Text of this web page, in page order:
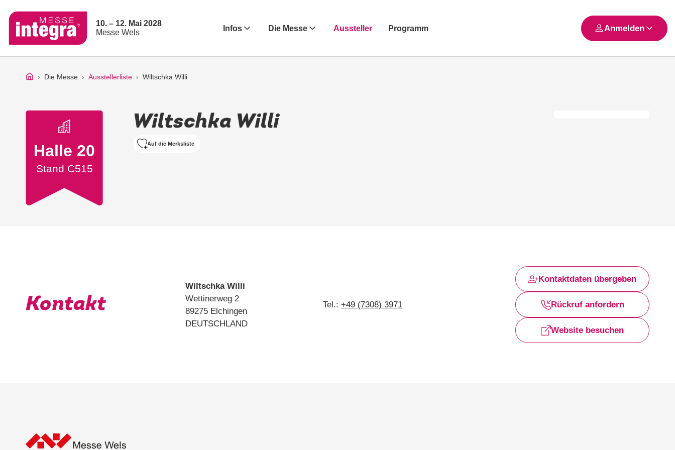
10. – 12. Mai 2028
Messe Wels
Infos Die Messe Aussteller Programm Anmelden
Die Messe Ausstellerliste Wiltschka Willi
Halle 20
Stand C515
Wiltschka Willi
Auf die Merksliste
Kontakt
Wiltschka Willi
Wettinerweg 2
89275 Elchingen
DEUTSCHLAND
Tel.: +49 (7308) 3971
Kontaktdaten übergeben
Rückruf anfordern
Website besuchen